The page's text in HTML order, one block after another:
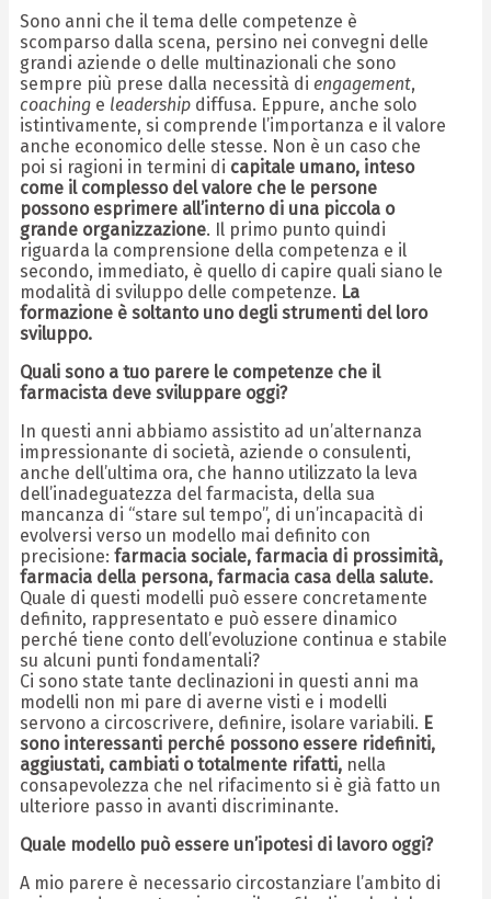
Sono anni che il tema delle competenze è
scomparso dalla scena, persino nei convegni delle
grandi aziende o delle multinazionali che sono
sempre più prese dalla necessità di engagement,
coaching e leadership diffusa. Eppure, anche solo
istintivamente, si comprende l’importanza e il valore
anche economico delle stesse. Non è un caso che
poi si ragioni in termini di capitale umano, inteso
come il complesso del valore che le persone
possono esprimere all’interno di una piccola o
grande organizzazione. Il primo punto quindi
riguarda la comprensione della competenza e il
secondo, immediato, è quello di capire quali siano le
modalità di sviluppo delle competenze. La
formazione è soltanto uno degli strumenti del loro
sviluppo.
Quali sono a tuo parere le competenze che il
farmacista deve sviluppare oggi?
In questi anni abbiamo assistito ad un’alternanza
impressionante di società, aziende o consulenti,
anche dell’ultima ora, che hanno utilizzato la leva
dell’inadeguatezza del farmacista, della sua
mancanza di “stare sul tempo”, di un’incapacità di
evolversi verso un modello mai definito con
precisione: farmacia sociale, farmacia di prossimità,
farmacia della persona, farmacia casa della salute.
Quale di questi modelli può essere concretamente
definito, rappresentato e può essere dinamico
perché tiene conto dell’evoluzione continua e stabile
su alcuni punti fondamentali?
Ci sono state tante declinazioni in questi anni ma
modelli non mi pare di averne visti e i modelli
servono a circoscrivere, definire, isolare variabili. E
sono interessanti perché possono essere ridefiniti,
aggiustati, cambiati o totalmente rifatti, nella
consapevolezza che nel rifacimento si è già fatto un
ulteriore passo in avanti discriminante.
Quale modello può essere un’ipotesi di lavoro oggi?
A mio parere è necessario circostanziare l’ambito di